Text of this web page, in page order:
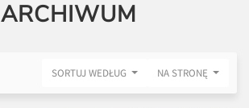
ARCHIWUM
SORTUJ WEDŁUG NA STRONĘ